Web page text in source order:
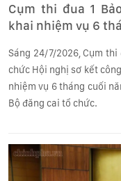
Cụm thi đua 1
khai nhiệm vụ 6
Sáng 24/7/2026, Cụm
chức Hội nghị sơ kết
nhiệm vụ 6 tháng cuối
Bộ đăng cai tổ chức.